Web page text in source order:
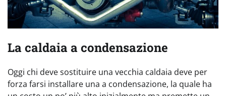
La caldaia a condensazione
Oggi chi deve sostituire una vecchia caldaia deve per
forza farsi installare una a condensazione, la quale ha